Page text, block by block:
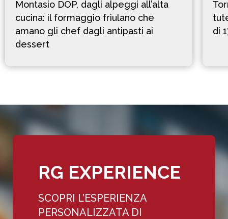
Montasio DOP, dagli alpeggi all’alta
cucina: il formaggio friulano che
amano gli chef dagli antipasti ai
dessert
di
RG EXPERIENCE
SCOPRI L’ESPERIENZA
PERSONALIZZATA DI